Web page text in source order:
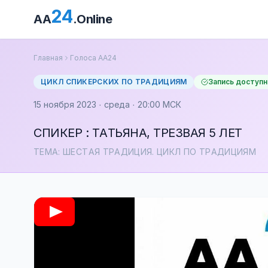
AA24.Online
Главная Голоса АА24
ЦИКЛ СПИКЕРСКИХ ПО ТРАДИЦИЯМ Запись
15 ноября 2023 · среда · 20:00 МСК
СПИКЕР : ТАТЬЯНА, ТРЕЗВАЯ 5 ЛЕТ
ТЕМА: ШЕСТАЯ ТРАДИЦИЯ. ЦИКЛ ПО ТРАДИЦИЯМ